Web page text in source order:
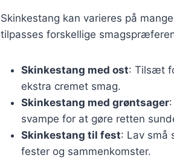
Skinkestang kan varieres på
tilpasses forskellige
Skinkestang med ost: Tilsæt
ekstra cremet smag.
Skinkestang med grøntsager
svampe for at gøre retten
Skinkestang til fest: Lav små
fester og sammenkomster.